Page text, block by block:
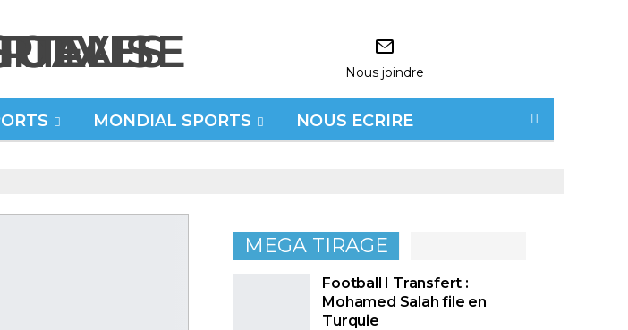
Nous joindre
MONDIAL SPORTS NOUS ECRIRE
MEGA TIRAGE
Football I Transfert :
Mohamed Salah file en
Turquie